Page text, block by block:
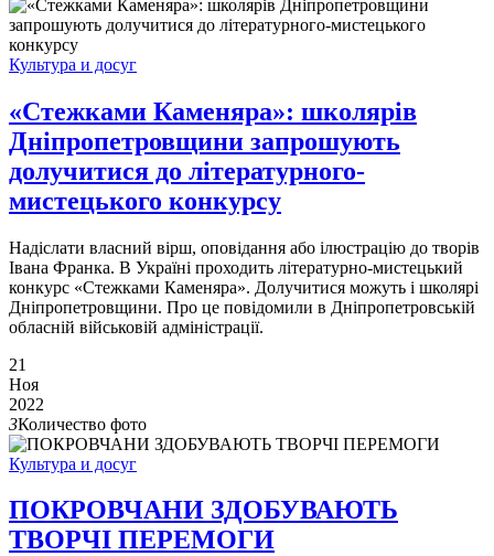
Культура и досуг
«Стежками Каменяра»: школярів
Дніпропетровщини запрошують
долучитися до літературного-
мистецького конкурсу
Надіслати власний вірш, оповідання або ілюстрацію до творів
Івана Франка. В Україні проходить літературно-мистецький
конкурс «Стежками Каменяра». Долучитися можуть і школярі
Дніпропетровщини. Про це повідомили в Дніпропетровській
обласній військовій адміністрації.
21
Ноя
2022
3Количество фото
Культура и досуг
ПОКРОВЧАНИ ЗДОБУВАЮТЬ
ТВОРЧІ ПЕРЕМОГИ